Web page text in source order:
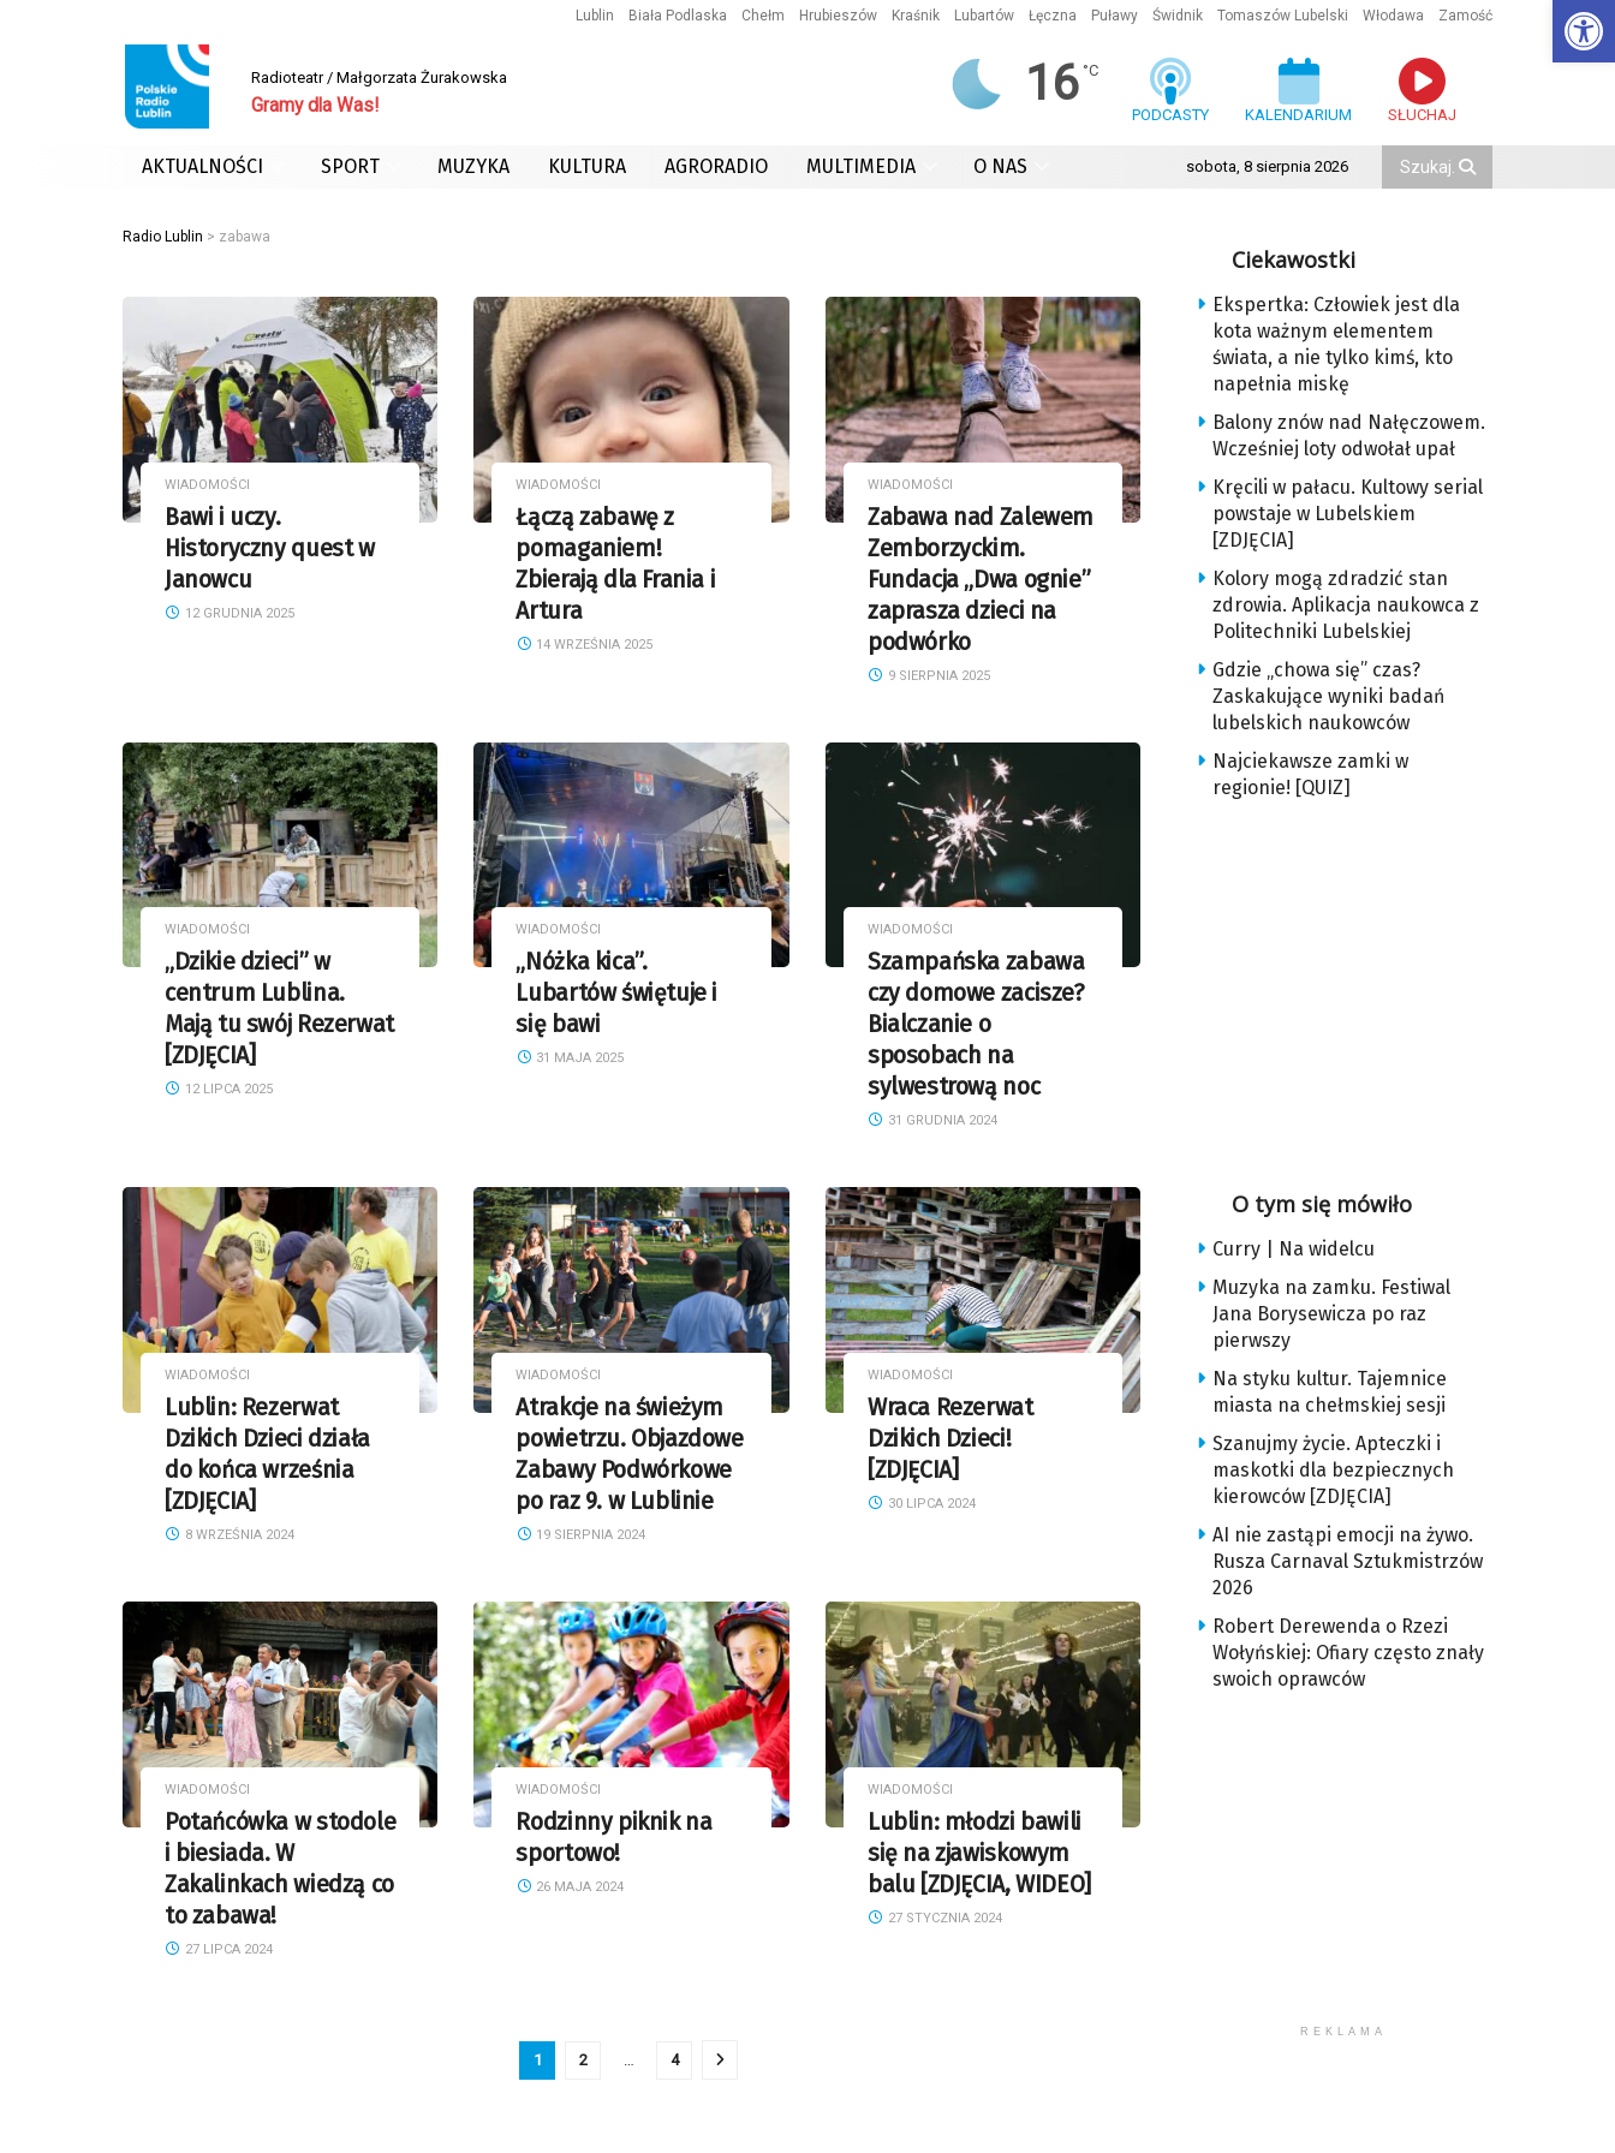
Lublin Biała Podlaska Chełm Hrubieszów Kraśnik Lubartów Łęczna Puławy Świdnik Tomaszów Lubelski Włodawa Zamość
Radioteatr / Małgorzata Żurakowska
Gramy dla Was! 16 °C
PODCASTY KALENDARIUM SŁUCHAJ
AKTUALNOŚCI SPORT MUZYKA KULTURA AGRORADIO MULTIMEDIA O NAS sobota, 8 sierpnia 2026
Radio Lublin > zabawa
WIADOMOŚCI
Bawi i uczy.
Historyczny quest w
Janowcu
12 GRUDNIA 2025
WIADOMOŚCI
Łączą zabawę z
pomaganiem!
Zbierają dla Frania i
Artura
14 WRZEŚNIA 2025
WIADOMOŚCI
Zabawa nad Zalewem
Zemborzyckim.
Fundacja „Dwa ognie”
zaprasza dzieci na
podwórko
9 SIERPNIA 2025
WIADOMOŚCI
„Dzikie dzieci” w
centrum Lublina.
Mają tu swój Rezerwat
[ZDJĘCIA]
12 LIPCA 2025
WIADOMOŚCI
„Nóżka kica”.
Lubartów świętuje i
się bawi
31 MAJA 2025
WIADOMOŚCI
Szampańska zabawa
czy domowe zacisze?
Bialczanie o
sposobach na
sylwestrową noc
31 GRUDNIA 2024
WIADOMOŚCI
Lublin: Rezerwat
Dzikich Dzieci działa
do końca września
[ZDJĘCIA]
8 WRZEŚNIA 2024
WIADOMOŚCI
Atrakcje na świeżym
powietrzu. Objazdowe
Zabawy Podwórkowe
po raz 9. w Lublinie
19 SIERPNIA 2024
WIADOMOŚCI
Wraca Rezerwat
Dzikich Dzieci!
[ZDJĘCIA]
30 LIPCA 2024
WIADOMOŚCI
Potańcówka w stodole
i biesiada. W
Zakalinkach wiedzą co
to zabawa!
27 LIPCA 2024
WIADOMOŚCI
Rodzinny piknik na
sportowo!
26 MAJA 2024
WIADOMOŚCI
Lublin: młodzi bawili
się na zjawiskowym
balu [ZDJĘCIA, WIDEO]
27 STYCZNIA 2024
1 2 4
Ciekawostki
Ekspertka: Człowiek jest dla
kota ważnym elementem
świata, a nie tylko kimś, kto
napełnia miskę
Balony znów nad Nałęczowem.
Wcześniej loty odwołał upał
Kręcili w pałacu. Kultowy serial
powstaje w Lubelskiem
[ZDJĘCIA]
Kolory mogą zdradzić stan
zdrowia. Aplikacja naukowca z
Politechniki Lubelskiej
Gdzie „chowa się” czas?
Zaskakujące wyniki badań
lubelskich naukowców
Najciekawsze zamki w
regionie! [QUIZ]
O tym się mówiło
Curry | Na widelcu
Muzyka na zamku. Festiwal
Jana Borysewicza po raz
pierwszy
Na styku kultur. Tajemnice
miasta na chełmskiej sesji
Szanujmy życie. Apteczki i
maskotki dla bezpiecznych
kierowców [ZDJĘCIA]
AI nie zastąpi emocji na żywo.
Rusza Carnaval Sztukmistrzów
2026
Robert Derewenda o Rzezi
Wołyńskiej: Ofiary często znały
swoich oprawców
REKLAMA